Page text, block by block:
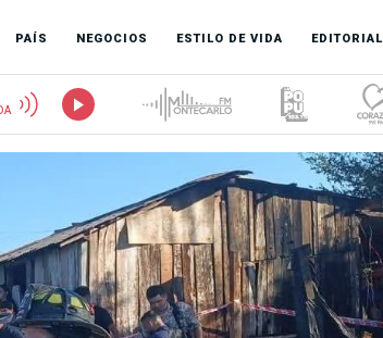
PAÍS NEGOCIOS ESTILO DE VIDA EDITORIAL